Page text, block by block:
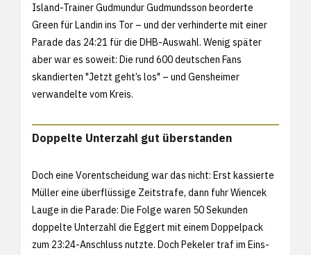
Island-Trainer Gudmundur Gudmundsson beorderte
Green für Landin ins Tor – und der verhinderte mit einer
Parade das 24:21 für die DHB-Auswahl. Wenig später
aber war es soweit: Die rund 600 deutschen Fans
skandierten "Jetzt geht’s los" – und Gensheimer
verwandelte vom Kreis.
Doppelte Unterzahl gut überstanden
Doch eine Vorentscheidung war das nicht: Erst kassierte
Müller eine überflüssige Zeitstrafe, dann fuhr Wiencek
Lauge in die Parade: Die Folge waren 50 Sekunden
doppelte Unterzahl die Eggert mit einem Doppelpack
zum 23:24-Anschluss nutzte. Doch Pekeler traf im Eins-